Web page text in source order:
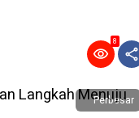
8
Perbesar